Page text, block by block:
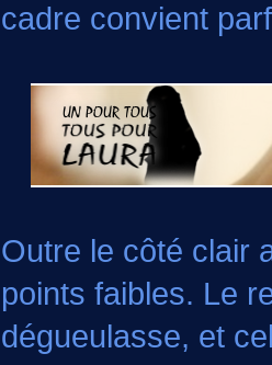
cadre convient
Outre le côté clair
points faibles. Le
dégueulasse, et